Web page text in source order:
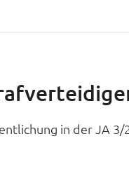
in der JA 3/